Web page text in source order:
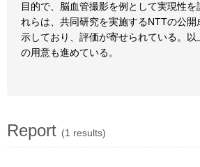
目的で、脳血管撮影を例として実現性を
れらは、共同研究を実施するNTTの公開
示しており、評価が寄せられている。以
の用意も進めている。
Report (1 results)